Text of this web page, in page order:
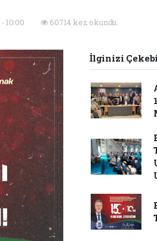
10:00 60714 kez okundu.
İlginizi